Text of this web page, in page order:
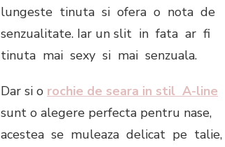
lungeste tinuta si ofera o nota de
senzualitate. Iar un slit in fata ar fi
tinuta mai sexy si mai senzuala.
Dar si o rochie de seara in stil A-line
sunt o alegere perfecta pentru nase,
acestea se muleaza delicat pe talie,